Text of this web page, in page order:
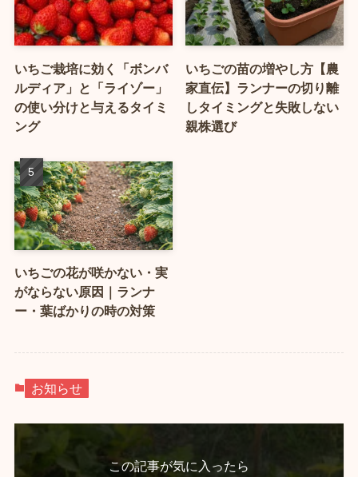
いちご栽培に効く「ボンバ
ルディア」と「ライゾー」
の使い分けと与えるタイミ
ング
いちごの苗の増やし方【農
家直伝】ランナーの切り離
しタイミングと失敗しない
親株選び
いちごの花が咲かない・実
がならない原因｜ランナ
ー・葉ばかりの時の対策
お知らせ
この記事が気に入ったら